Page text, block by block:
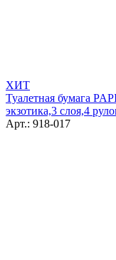
ХИТ
Туалетная бумага
экзотика,3 слоя,4
Арт.: 918-017